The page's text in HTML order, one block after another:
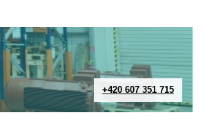
+420 607 351 715